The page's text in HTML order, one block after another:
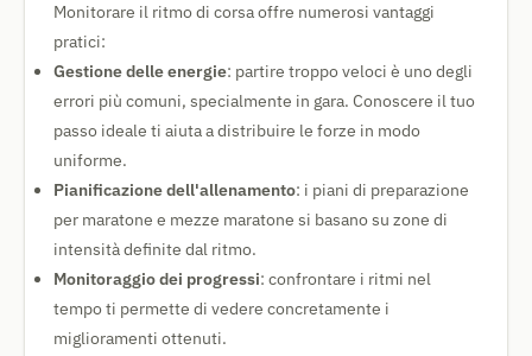
Monitorare il ritmo di corsa offre numerosi vantaggi
pratici:
Gestione delle energie: partire troppo veloci è uno degli
errori più comuni, specialmente in gara. Conoscere il tuo
passo ideale ti aiuta a distribuire le forze in modo
uniforme.
Pianificazione dell'allenamento: i piani di preparazione
per maratone e mezze maratone si basano su zone di
intensità definite dal ritmo.
Monitoraggio dei progressi: confrontare i ritmi nel
tempo ti permette di vedere concretamente i
miglioramenti ottenuti.